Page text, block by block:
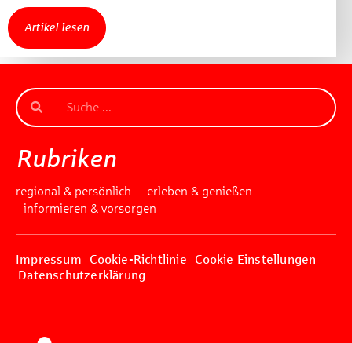
Artikel lesen
Rubriken
regional & persönlich
erleben & genießen
informieren & vorsorgen
Impressum Cookie-Richtlinie
Cookie Einstellungen
Datenschutzerklärung